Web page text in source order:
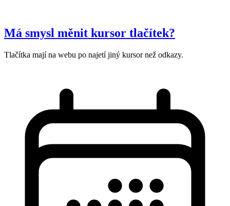
Má smysl měnit kursor tlačítek?
Tlačítka mají na webu po najetí jiný kursor než odkazy.